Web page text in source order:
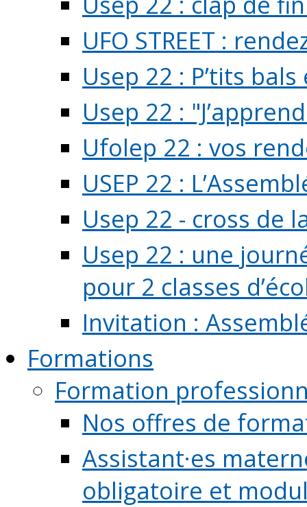
UFO STREET :
Usep 22 : P’tits
Usep 22 :
Ufolep 22 : vos
USEP 22 :
Usep 22 - cross de
Usep 22 : une
pour 2 classes
Invitation :
Formations
Formation
Nos offres de
Assistant·es
obligatoire et